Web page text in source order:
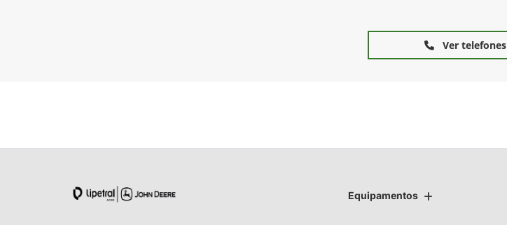
Ver telefones
Equipamentos